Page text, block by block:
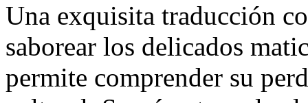
Una exquisita traducción
saborear los delicados
permite comprender su